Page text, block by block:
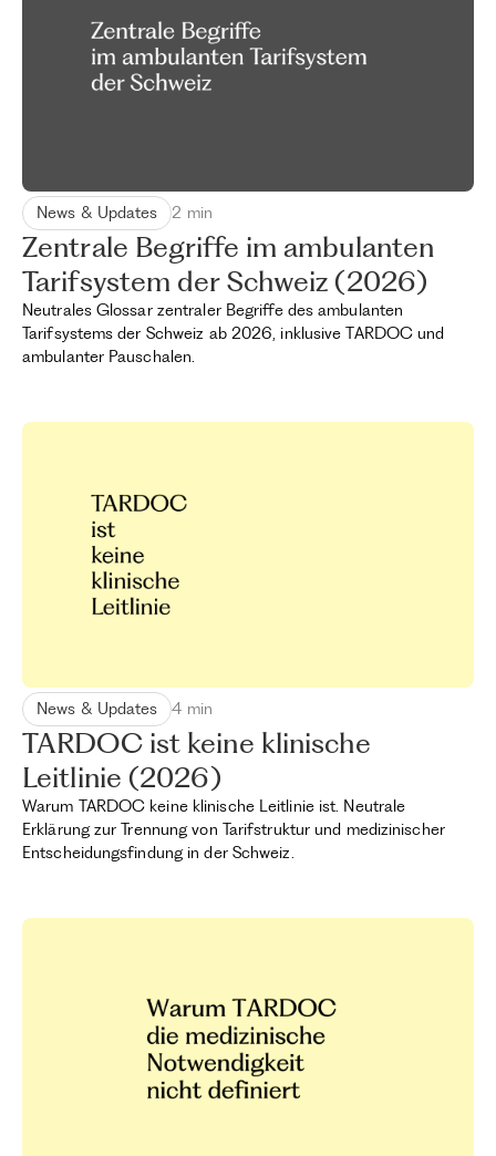
News & Updates 2 min
Zentrale Begriffe im ambulanten
Tarifsystem der Schweiz (2026)
Neutrales Glossar zentraler Begriffe des ambulanten
Tarifsystems der Schweiz ab 2026, inklusive TARDOC und
ambulanter Pauschalen.
News & Updates 4 min
TARDOC ist keine klinische
Leitlinie (2026)
Warum TARDOC keine klinische Leitlinie ist. Neutrale
Erklärung zur Trennung von Tarifstruktur und medizinischer
Entscheidungsfindung in der Schweiz.